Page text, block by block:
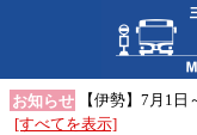
お知らせ
【伊勢】7月1
[すべてを表示]